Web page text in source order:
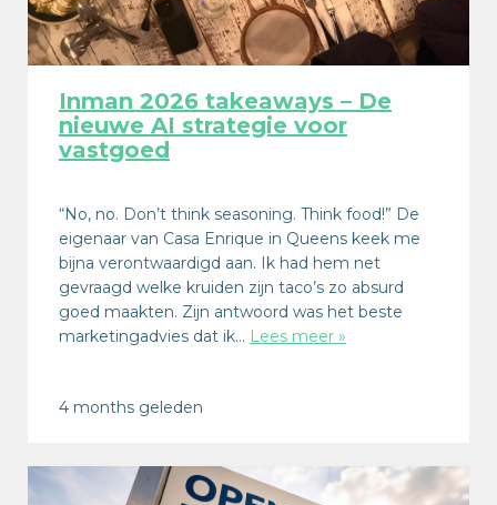
Inman 2026 takeaways – De
nieuwe AI strategie voor
vastgoed
“No, no. Don’t think seasoning. Think food!” De
eigenaar van Casa Enrique in Queens keek me
bijna verontwaardigd aan. Ik had hem net
gevraagd welke kruiden zijn taco’s zo absurd
goed maakten. Zijn antwoord was het beste
marketingadvies dat ik… Lees meer »
4 months geleden